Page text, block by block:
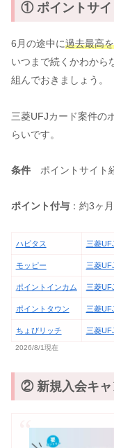
① ポイントサイ
6月の途中に過去最高
いつまで続くかわから
組んでおきましょう。
三菱UFJカード案件の
らいです。
条件 ポイントサイト
ポイント付与 ：約3ヶ
ハピタス 三菱
モッピー 三菱
ポイントインカム 三菱
ポイントタウン 三菱
ちょびリッチ 三菱
2026/8/1現在
② 新規入会キャ